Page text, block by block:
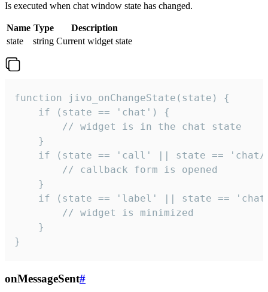
Is executed when chat window state has changed.
Name Type
Description
state
string Current widget state
function jivo_onChangeState(state) {
    if (state == 'chat') {
        // widget is in the chat state
    }
if (state == 'call' || state ==
        // callback form is opened
    }
if (state == 'label' || state ==
        // widget is minimized
    }
}
onMessageSent#